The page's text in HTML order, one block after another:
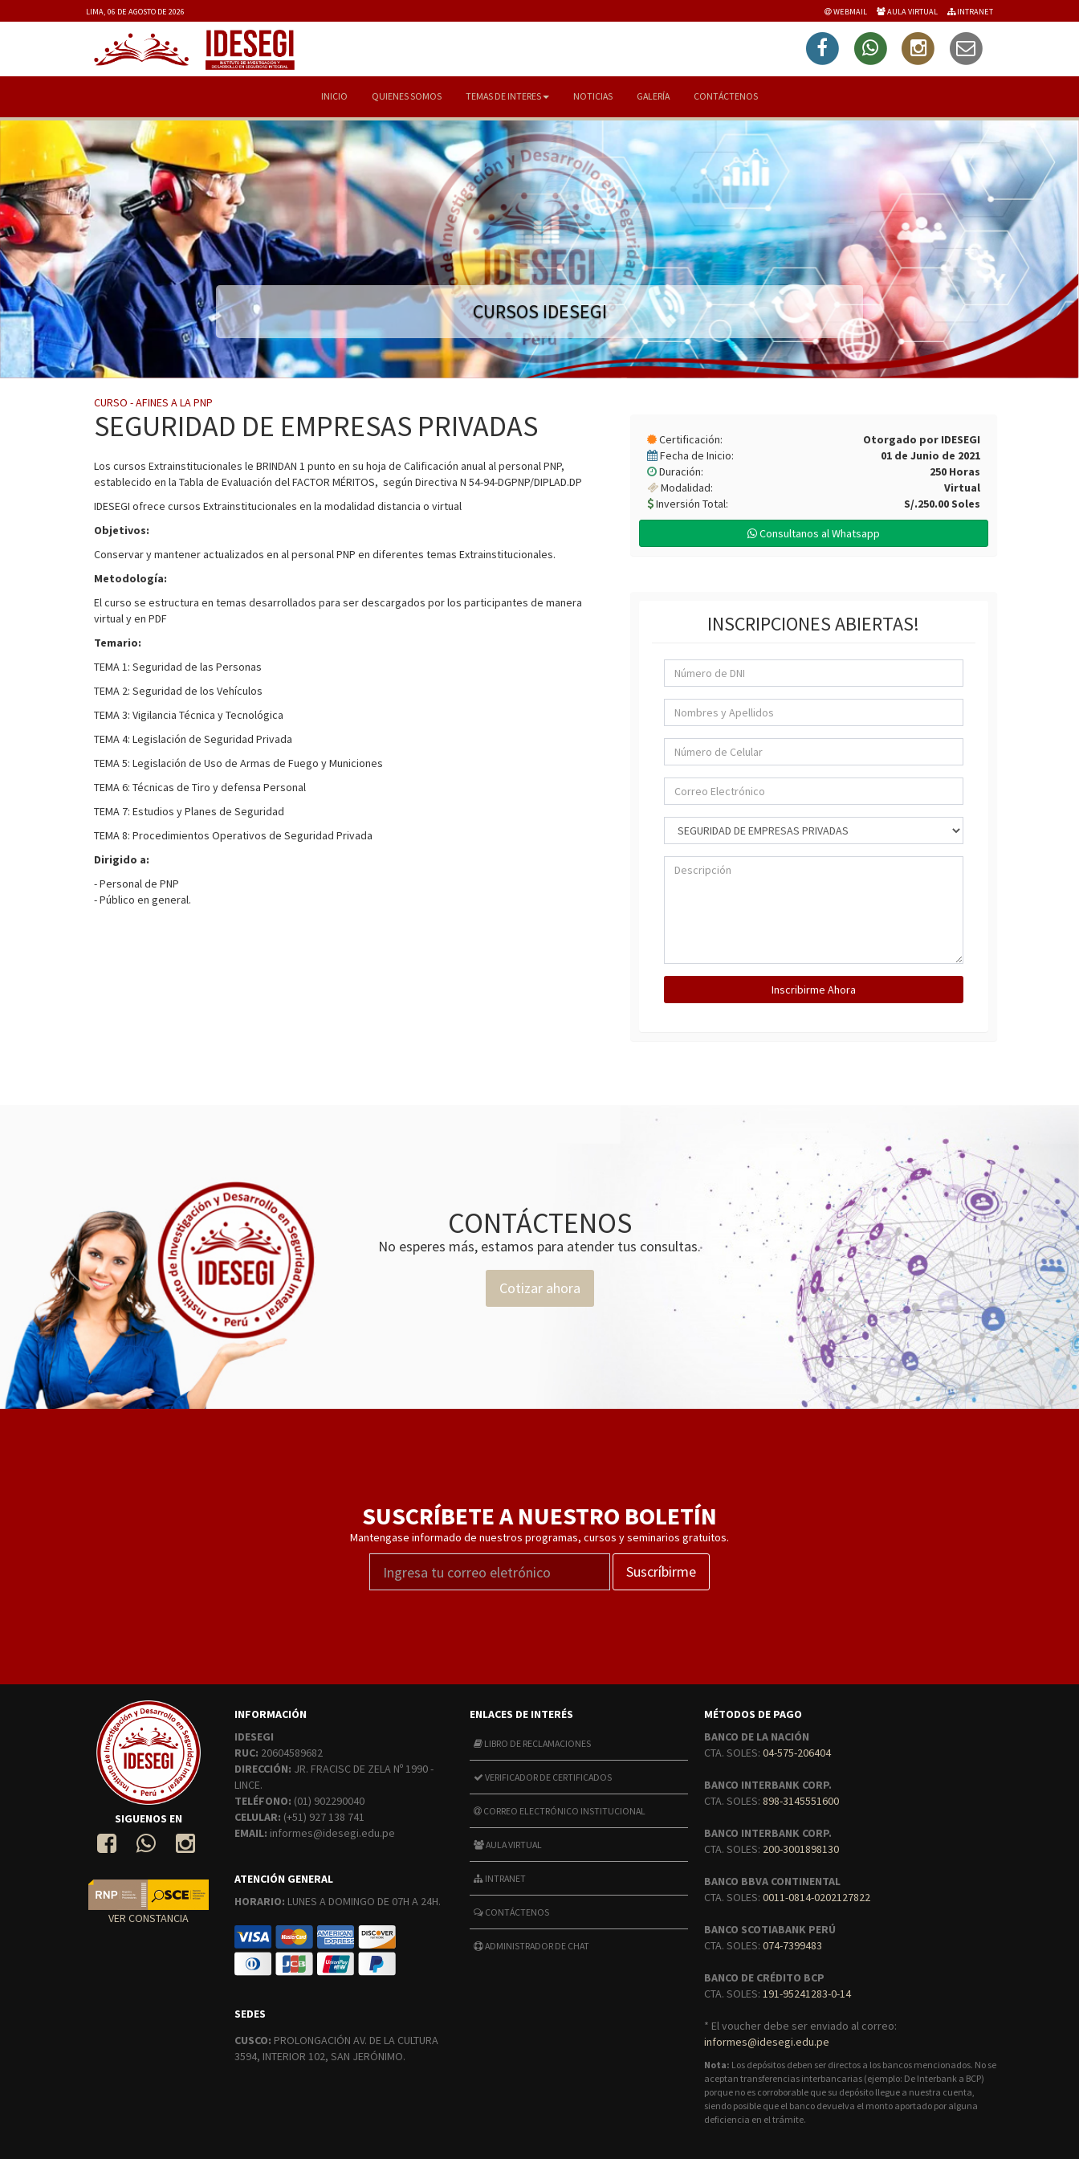
LIMA, 06 DE AGOSTO DE 2026 WEBMAIL AULA VIRTUAL INTRANET
INICIO QUIENES SOMOS TEMAS DE INTERES NOTICIAS GALERÍA CONTÁCTENOS
CURSOS IDESEGI
CURSO - AFINES A LA PNP
SEGURIDAD DE EMPRESAS PRIVADAS
Los cursos Extrainstitucionales le BRINDAN 1 punto en su hoja de Calificación anual al personal PNP,
establecido en la Tabla de Evaluación del FACTOR MÉRITOS, según Directiva N 54-94-DGPNP/DIPLAD.DP
IDESEGI ofrece cursos Extrainstitucionales en la modalidad distancia o virtual
Objetivos:
Conservar y mantener actualizados en al personal PNP en diferentes temas Extrainstitucionales.
Metodología:
El curso se estructura en temas desarrollados para ser descargados por los participantes de manera
virtual y en PDF
Temario:
TEMA 1: Seguridad de las Personas
TEMA 2: Seguridad de los Vehículos
TEMA 3: Vigilancia Técnica y Tecnológica
TEMA 4: Legislación de Seguridad Privada
TEMA 5: Legislación de Uso de Armas de Fuego y Municiones
TEMA 6: Técnicas de Tiro y defensa Personal
TEMA 7: Estudios y Planes de Seguridad
TEMA 8: Procedimientos Operativos de Seguridad Privada
Dirigido a:
- Personal de PNP
- Público en general.
Certificación:
Otorgado por IDESEGI
Fecha de Inicio:
01 de Junio de 2021
Duración:
250 Horas
Modalidad:
Virtual
Inversión Total:
S/.250.00 Soles
Consultanos al Whatsapp
INSCRIPCIONES ABIERTAS!
Inscribirme Ahora
CONTÁCTENOS
No esperes más, estamos para atender tus consultas.
Cotizar ahora
SUSCRÍBETE A NUESTRO BOLETÍN
Mantengase informado de nuestros programas, cursos y seminarios gratuitos.
Suscríbirme
SIGUENOS EN
VER CONSTANCIA
INFORMACIÓN
IDESEGI
RUC: 20604589682
DIRECCIÓN: JR. FRACISC DE ZELA Nº 1990 -
LINCE.
TELÉFONO: (01) 902290040
CELULAR: (+51) 927 138 741
EMAIL: informes@idesegi.edu.pe
ATENCIÓN GENERAL
HORARIO: LUNES A DOMINGO DE 07H A 24H.
SEDES
CUSCO: PROLONGACIÓN AV. DE LA CULTURA
3594, INTERIOR 102, SAN JERÓNIMO.
ENLACES DE INTERÉS
LIBRO DE RECLAMACIONES
VERIFICADOR DE CERTIFICADOS
CORREO ELECTRÓNICO INSTITUCIONAL
AULA VIRTUAL
INTRANET
CONTÁCTENOS
ADMINISTRADOR DE CHAT
MÉTODOS DE PAGO
BANCO DE LA NACIÓN
CTA. SOLES: 04-575-206404
BANCO INTERBANK CORP.
CTA. SOLES: 898-3145551600
BANCO INTERBANK CORP.
CTA. SOLES: 200-3001898130
BANCO BBVA CONTINENTAL
CTA. SOLES: 0011-0814-0202127822
BANCO SCOTIABANK PERÚ
CTA. SOLES: 074-7399483
BANCO DE CRÉDITO BCP
CTA. SOLES: 191-95241283-0-14
* El voucher debe ser enviado al correo:
informes@idesegi.edu.pe
Nota: Los depósitos deben ser directos a los bancos mencionados. No se
aceptan transferencias interbancarias (ejemplo: De Interbank a BCP)
porque no es corroborable que su depósito llegue a nuestra cuenta,
siendo posible que el banco devuelva el monto aportado por alguna
deficiencia en el trámite.